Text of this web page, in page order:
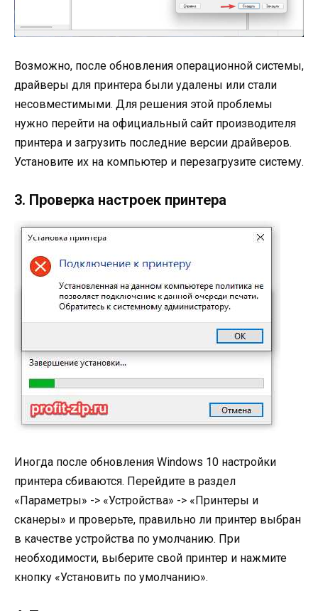
Возможно, после обновления операционной системы,
драйверы для принтера были удалены или стали
несовместимыми. Для решения этой проблемы
нужно перейти на официальный сайт производителя
принтера и загрузить последние версии драйверов.
Установите их на компьютер и перезагрузите систему.
3. Проверка настроек принтера
Иногда после обновления Windows 10 настройки
принтера сбиваются. Перейдите в раздел
«Параметры» -> «Устройства» -> «Принтеры и
сканеры» и проверьте, правильно ли принтер выбран
в качестве устройства по умолчанию. При
необходимости, выберите свой принтер и нажмите
кнопку «Установить по умолчанию».